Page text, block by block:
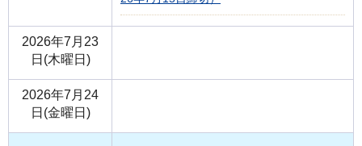
2026年7月23
日(木曜日)
2026年7月24
日(金曜日)